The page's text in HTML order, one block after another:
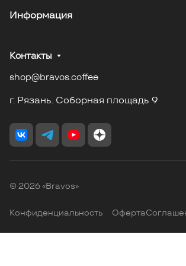
Информация
Контакты
shop@bravos.coffee
г. Рязань. Соборная площадь 9
© 2026 «Bravos»
Конфиденциальность Оферта